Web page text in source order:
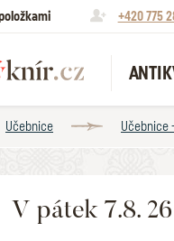
+420 775
Učebnice Učebnice
V pátek 7.8.